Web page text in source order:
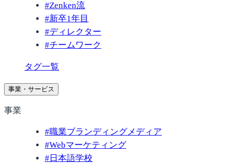
#Zenken流
#新卒1年目
#ディレクター
#チームワーク
タグ一覧
事業・サービス
事業
#職業ブランディングメディア
#Webマーケティング
# 日本語学校